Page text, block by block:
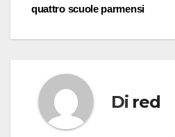
quattro scuole parmensi
Di red